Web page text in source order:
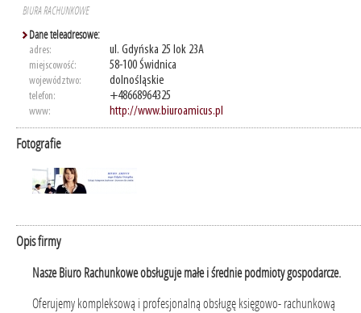
BIURA RACHUNKOWE
Dane teleadresowe:
adres: ul. Gdyńska 25 lok 23A
miejscowość: 58-100 Świdnica
województwo: dolnośląskie
telefon: +48668964325
www: http://www.biuroamicus.pl
Fotografie
Opis firmy
Nasze Biuro Rachunkowe obsługuje małe i średnie podmioty gospodarcze.
Oferujemy kompleksową i profesjonalną obsługę księgowo- rachunkową